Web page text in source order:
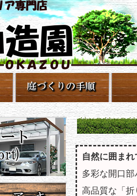
自然に囲ま
多彩な開口
高品質な「